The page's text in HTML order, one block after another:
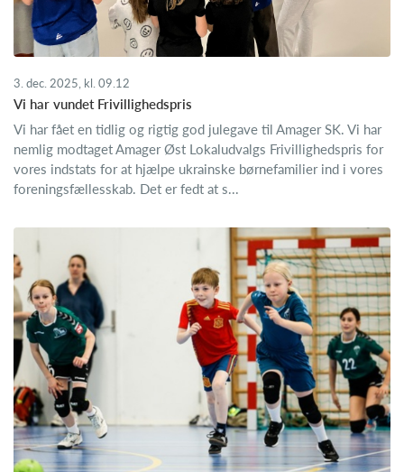
3. dec. 2025, kl. 09.12
Vi har vundet Frivillighedspris
Vi har fået en tidlig og rigtig god julegave til Amager SK. Vi har
nemlig modtaget Amager Øst Lokaludvalgs Frivillighedspris for
vores indstats for at hjælpe ukrainske børnefamilier ind i vores
foreningsfællesskab. Det er fedt at s...